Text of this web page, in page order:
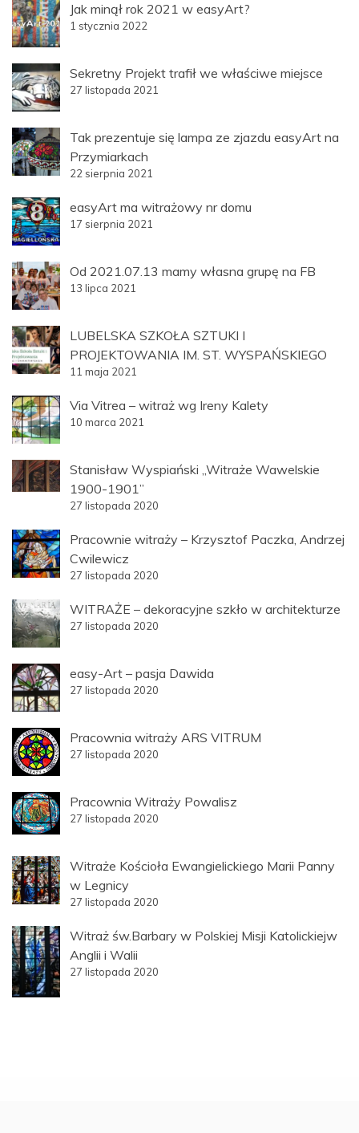
Jak minął rok 2021 w easyArt?
1 stycznia 2022
Sekretny Projekt trafił we właściwe miejsce
27 listopada 2021
Tak prezentuje się lampa ze zjazdu easyArt na
Przymiarkach
22 sierpnia 2021
easyArt ma witrażowy nr domu
17 sierpnia 2021
Od 2021.07.13 mamy własna grupę na FB
13 lipca 2021
LUBELSKA SZKOŁA SZTUKI I
PROJEKTOWANIA IM. ST. WYSPAŃSKIEGO
11 maja 2021
Via Vitrea – witraż wg Ireny Kalety
10 marca 2021
Stanisław Wyspiański „Witraże Wawelskie
1900-1901”
27 listopada 2020
Pracownie witraży – Krzysztof Paczka, Andrzej
Cwilewicz
27 listopada 2020
WITRAŻE – dekoracyjne szkło w architekturze
27 listopada 2020
easy-Art – pasja Dawida
27 listopada 2020
Pracownia witraży ARS VITRUM
27 listopada 2020
Pracownia Witraży Powalisz
27 listopada 2020
Witraże Kościoła Ewangielickiego Marii Panny
w Legnicy
27 listopada 2020
Witraż św.Barbary w Polskiej Misji Katolickiejw
Anglii i Walii
27 listopada 2020